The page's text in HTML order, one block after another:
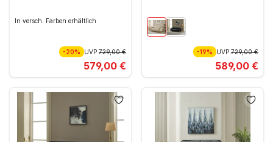
In versch. Farben erhältlich
-20% UVP 729,00 €
579,00 €
-19% UVP729,00 €
589,00 €